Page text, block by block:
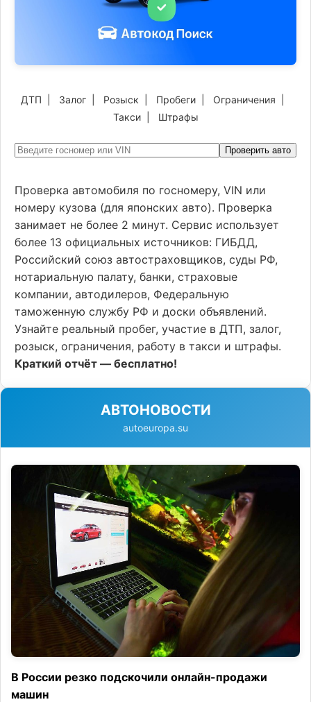
ДТП Залог Розыск Пробеги Ограничения
Такси| Штрафы
Проверить авто
Проверка автомобиля по госномеру, VIN или
номеру кузова (для японских авто). Проверка
занимает не более 2 минут. Сервис использует
более 13 официальных источников: ГИБДД,
Российский союз автостраховщиков, суды РФ,
нотариальную палату, банки, страховые
компании, автодилеров, Федеральную
таможенную службу РФ и доски объявлений.
Узнайте реальный пробег, участие в ДТП, залог,
розыск, ограничения, работу в такси и штрафы.
Краткий отчёт — бесплатно!
АВТОНОВОСТИ
autoeuropa.su
В России резко подскочили онлайн-продажи
машин